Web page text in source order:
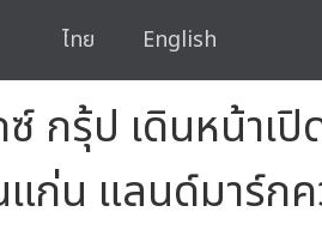
ไทย English
ซ์ กรุ้ป เดินหน้า
แก่น แลนด์มาร์ก